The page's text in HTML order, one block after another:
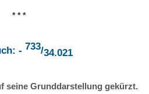
* * *
- 733/34.021
seine Grunddarstellung gekürzt.